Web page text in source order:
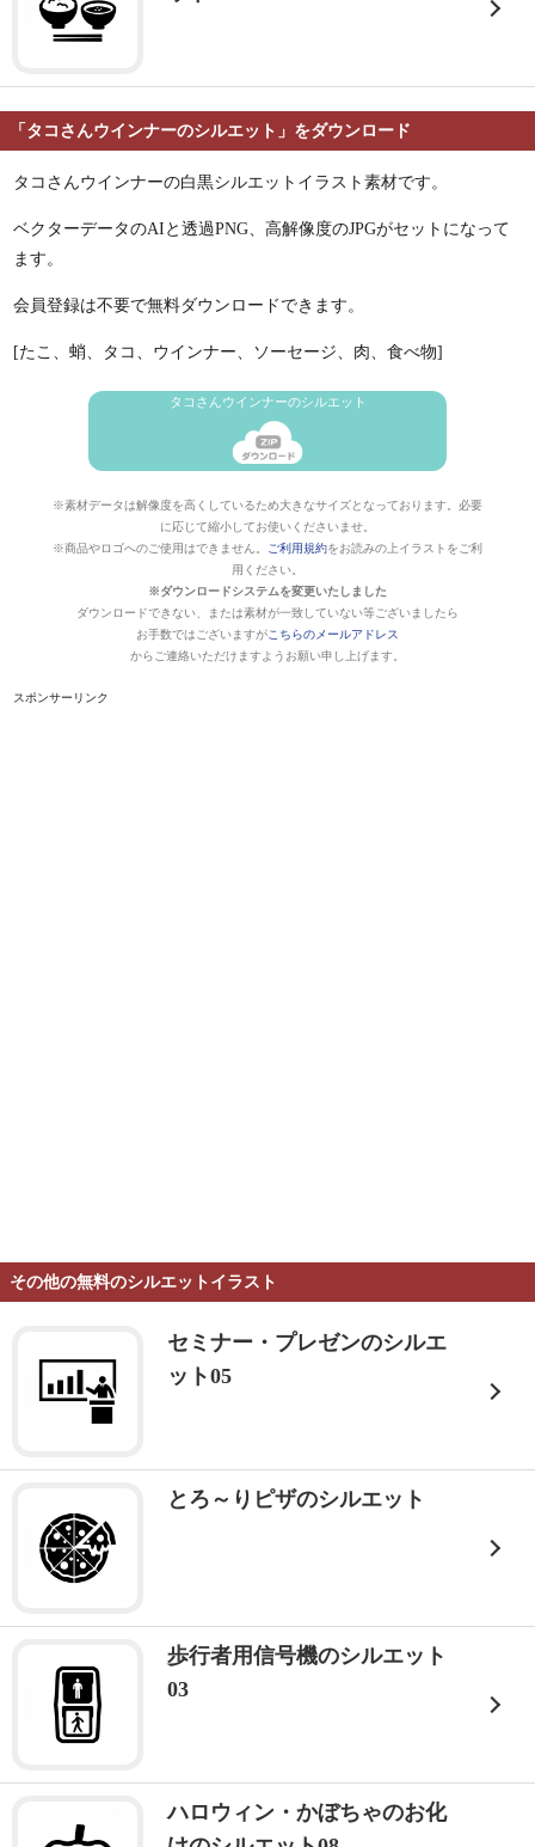
「タコさんウインナーのシルエット」をダウンロード
タコさんウインナーの白黒シルエットイラスト素材です。
ベクターデータのAIと透過PNG、高解像度のJPGがセットになって
ます。
会員登録は不要で無料ダウンロードできます。
[たこ、蛸、タコ、ウインナー、ソーセージ、肉、食べ物]
タコさんウインナーのシルエット
※素材データは解像度を高くしているため大きなサイズとなっております。必要
に応じて縮小してお使いくださいませ。
※商品やロゴへのご使用はできません。
ご利用規約をお読みの上イラストをご利
用ください。
※ダウンロードシステムを変更いたしました
ダウンロードできない、または素材が一致していない等ございましたら
お手数ではございますがこちらのメールアドレス
からご連絡いただけますようお願い申し上げます。
スポンサーリンク
その他の無料のシルエットイラスト
セミナー・プレゼンのシルエ
ット05
とろ～りピザのシルエット
歩行者用信号機のシルエット
03
ハロウィン・かぼちゃのお化